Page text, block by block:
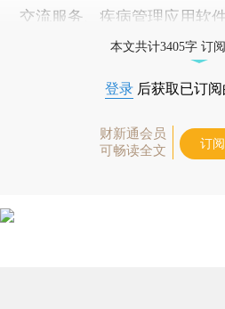
交流服务、疾病管理应用软件
本文共计3405字 订
登录 后获取已订
财新通会员
可畅读全文
订